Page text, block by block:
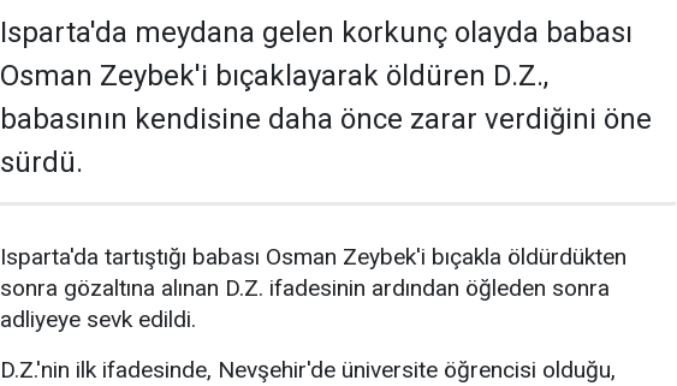
Isparta'da meydana gelen korkunç olayda babası
Osman Zeybek'i bıçaklayarak öldüren D.Z.,
babasının kendisine daha önce zarar verdiğini öne
sürdü.
Isparta'da tartıştığı babası Osman Zeybek'i bıçakla öldürdükten
sonra gözaltına alınan D.Z. ifadesinin ardından öğleden sonra
adliyeye sevk edildi.
D.Z.'nin ilk ifadesinde, Nevşehir'de üniversite öğrencisi olduğu,